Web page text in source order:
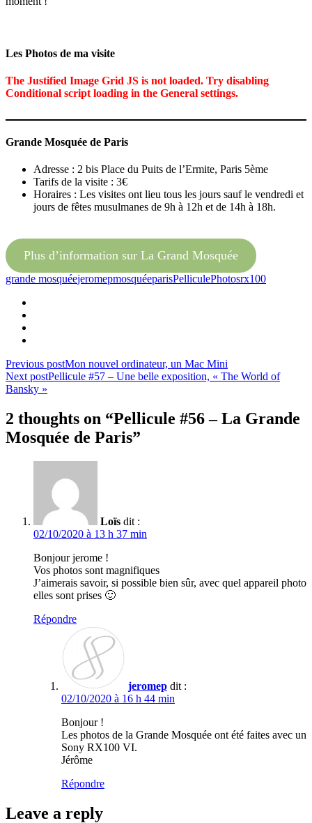
Les Photos de ma visite
The Justified Image Grid JS is not loaded. Try disabling
Conditional script loading in the General settings.
Grande Mosquée de Paris
Adresse : 2 bis Place du Puits de l’Ermite, Paris 5ème
Tarifs de la visite : 3€
Horaires : Les visites ont lieu tous les jours sauf le vendredi et
jours de fêtes musulmanes de 9h à 12h et de 14h à 18h.
Plus d’information sur La Grand Mosquée
grande mosquéejeromepmosquéeparisPelliculePhotosrx100
Navigation
de
Previous postMon nouvel ordinateur, un Mac Mini
Next postPellicule #57 – Une belle exposition, « The World of
Bansky »
2 thoughts on “Pellicule #56 – La Grande
Mosquée de Paris”
Loïs dit :
02/10/2020 à 13 h 37 min
Bonjour jerome !
Vos photos sont magnifiques
J’aimerais savoir, si possible bien sûr, avec quel appareil photo
elles sont prises 🙂
Répondre
jeromep dit :
02/10/2020 à 16 h 44 min
Bonjour !
Les photos de la Grande Mosquée ont été faites avec un
Sony RX100 VI.
Jérôme
Répondre
Leave a reply